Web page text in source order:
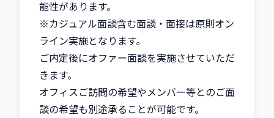
能性があります。
※カジュアル面談含む面談・面接は原則オン
ライン実施となります。
ご内定後にオファー面談を実施させていただ
きます。
オフィスご訪問の希望やメンバー等とのご面
談の希望も別途承ることが可能です。